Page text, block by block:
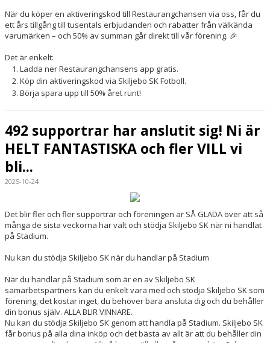
När du köper en aktiveringskod till Restaurangchansen via oss, får du
ett års tillgång till tusentals erbjudanden och rabatter från välkända
varumärken – och 50% av summan går direkt till vår förening. 🎉
Det är enkelt:
Ladda ner Restaurangchansens app gratis.
Köp din aktiveringskod via Skiljebo SK Fotboll.
Börja spara upp till 50% året runt!
492 supportrar har anslutit sig! Ni är
HELT FANTASTISKA och fler VILL vi
bli...
2025-10-24
Det blir fler och fler supportrar och föreningen är SÅ GLADA över att så
många de sista veckorna har valt och stödja Skiljebo SK när ni handlat
på Stadium.
Nu kan du stödja Skiljebo SK när du handlar på Stadium
När du handlar på Stadium som är en av Skiljebo SK
samarbetspartners kan du enkelt vara med och stödja Skiljebo SK som
förening, det kostar inget, du behöver bara ansluta dig och du behåller
din bonus själv. ALLA BLIR VINNARE.
Nu kan du stödja Skiljebo SK genom att handla på Stadium. Skiljebo SK
får bonus på alla dina inköp och det bästa av allt är att du behåller din
egen personliga bonus. Alltså bonus till alla, på samma köp. Och ju mer